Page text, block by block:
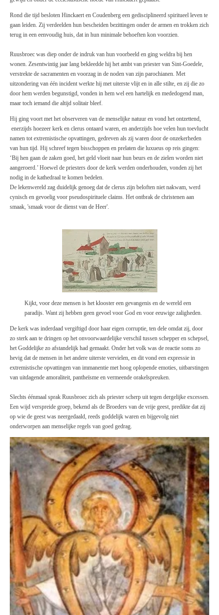
Rond die tijd besloten Hinckaert en Coudenberg een gedisciplineerd spiritueel leven te
gaan leiden. Zij verdeelden hun bescheiden bezittingen onder de armen en trokken zich
terug in een eenvoudig huis, dat in hun minimale behoeften kon voorzien.
Ruusbroec was diep onder de indruk van hun voorbeeld en ging weldra bij hen
wonen. Zesentwintig jaar lang bekleedde hij het ambt van priester van Sint-Goedele,
verstrekte de sacramenten en voorzag in de noden van zijn parochianen. Met
uitzondering van één incident werkte hij met uiterste vlijt en in alle stilte, en zij die zo
door hem werden begunstigd, vonden in hem wel een hartelijk en mededogend man,
maar toch iemand die altijd solitair bleef.
Hij ging voort met het observeren van de menselijke natuur en vond het ontzettend,
enerzijds hoezeer kerk en clerus ontaard waren, en anderzijds hoe velen hun toevlucht
namen tot extremistische opvattingen, gedreven als zij waren door de onzekerheden
van hun tijd. Hij schreef tegen bisschoppen en prelaten die luxueus op reis gingen:
‘Bij hen gaan de zaken goed, het geld vloeit naar hun beurs en de zielen worden niet
aangeroerd.’ Hoewel de priesters door de kerk werden onderhouden, vonden zij het
nodig in de kathedraal te komen bedelen.
De lekenwereld zag duidelijk genoeg dat de clerus zijn beloften niet nakwam, werd
cynisch en gevoelig voor pseudospirituele claims. Het ontbrak de christenen aan
smaak, 'smaak voor de dienst van de Heer'.
Kijkt, voor deze mensen is het klooster een gevangenis en de wereld een
paradijs. Want zij hebben geen gevoel voor God en voor eeuwige zaligheden.
De kerk was inderdaad vergiftigd door haar eigen corruptie, ten dele omdat zij, door
zo sterk aan te dringen op het onvoorwaardelijke verschil tussen schepper en schepsel,
het Goddelijke zo afstandelijk had gemaakt. Onder het volk was de reactie soms zo
hevig dat de mensen in het andere uiterste vervielen, en dit vond een expressie in
extremistische opvattingen van immanentie met hoog oplopende emoties, uitbarstingen
van uitdagende amoraliteit, pantheïsme en vermeende orakelspreuken.
Slechts éénmaal sprak Ruusbroec zich als priester scherp uit tegen dergelijke excessen.
Een wijd verspreide groep, bekend als de Broeders van de vrije geest, predikte dat zij
op wie de geest was neergedaald, reeds goddelijk waren en bijgevolg niet
onderworpen aan menselijke regels van goed gedrag.